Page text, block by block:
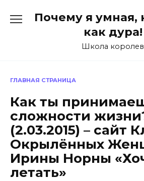
Почему я умная,
как дура!
Школа королев
ГЛАВНАЯ СТРАНИЦА
Как ты
сложности
(2.03.2015) – сайт
Окрылённых
Ирины Норны
летать»